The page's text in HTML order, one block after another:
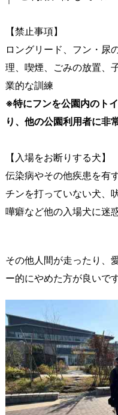
【禁止事項】
ロングリード、フン・尿
理、喫煙、ごみの放置、
業的な訓練
※特にフンを公園内のト
り、他の公園利用者に非
【入場をお断りする犬】
伝染病やその他疾患を有
チンを打っていない犬、
嘩癖など他の入場犬に迷
その他人間が走ったり、
ー的にやめた方が良いです